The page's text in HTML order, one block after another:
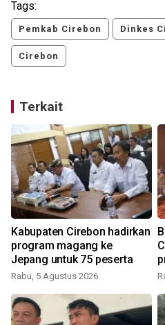
Tags:
Pemkab Cirebon Dinkes
Cirebon
Terkait
Kabupaten Cirebon hadirkan
program magang ke
Jepang untuk 75 peserta
Rabu, 5 Agustus 2026